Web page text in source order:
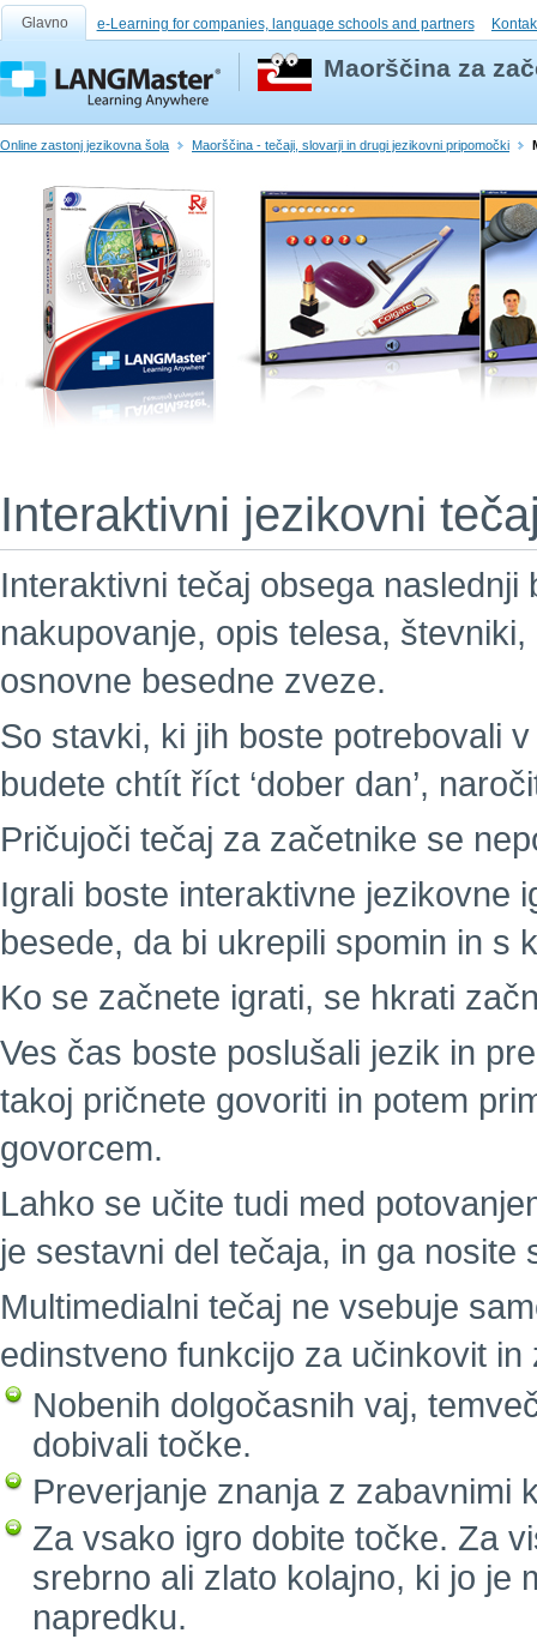
Glavno e-Learning for companies, language schools and partners
Maorščina za
Online zastonj jezikovna šola Maorščina - tečaji, slovarji in drugi jezikovni pripomočki
Interaktivni jezikovni
Interaktivni tečaj obsega
nakupovanje, opis telesa,
osnovne besedne zveze.
So stavki, ki jih boste potrebovali
budete chtít říct ‘dober dan’,
Pričujoči tečaj za začetnike se
Igrali boste interaktivne jezikovne
besede, da bi ukrepili spomin in s
Ko se začnete igrati, se hkrati
Ves čas boste poslušali jezik in
takoj pričnete govoriti in potem
govorcem.
Lahko se učite tudi med
je sestavni del tečaja, in ga
Multimedialni tečaj ne vsebuje
edinstveno funkcijo za učinkovit in
Nobenih dolgočasnih vaj,
dobivali točke.
Preverjanje znanja z zabavnimi
Za vsako igro dobite točke. Za
srebrno ali zlato kolajno, ki jo je
napredku.